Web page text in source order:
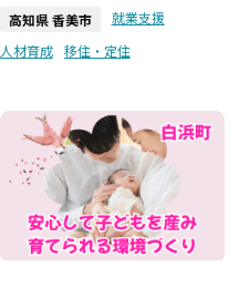
高知県 香美市
就業支援
人材育成
移住・定住